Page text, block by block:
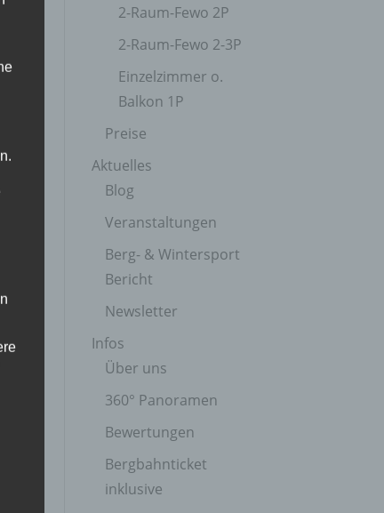
2-Raum-Fewo 2P
2-Raum-Fewo 2-3P
Einzelzimmer o.
Balkon 1P
Preise
Aktuelles
Blog
Veranstaltungen
Berg- & Wintersport
Bericht
Newsletter
Infos
Über uns
360° Panoramen
Bewertungen
Bergbahnticket
inklusive